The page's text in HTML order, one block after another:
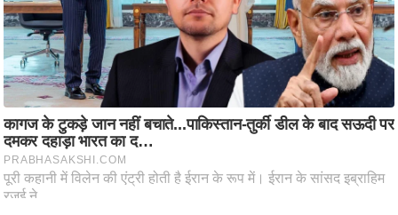
ल
फि
ट
ने
स
मं
त्रा
रि